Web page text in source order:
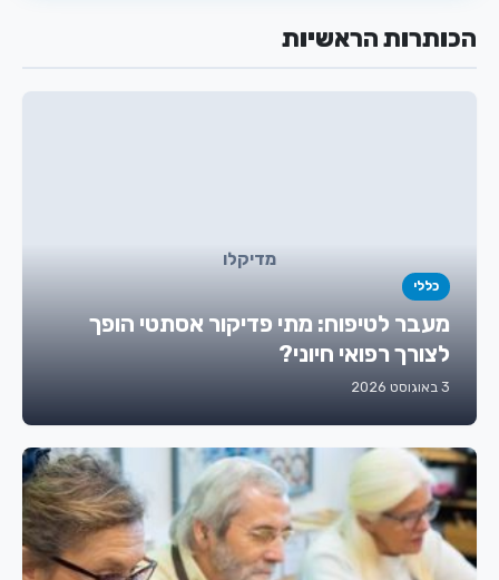
הכותרות הראשיות
מדיקלו
כללי
מעבר לטיפוח: מתי פדיקור אסתטי הופך
לצורך רפואי חיוני?
3 באוגוסט 2026